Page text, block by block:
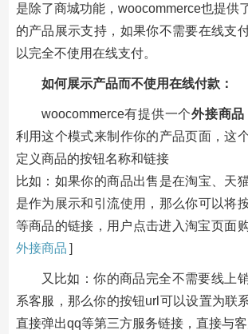
是除了商城功能，woocommerce也提供
的产品展示支持，如果你不需要在线支
以完全不使用在线支付。
如何展示产品而不使用在线付款：
woocommerce有提供一个外接商品
利用这个模式来制作你的产品页面，这
定义商品的按钮名称和链接
比如：如果你的商品出售是在淘宝、天
是作为展示和引流使用，那么你可以将
等商品的链接，用户点击进入淘宝页面
外接商品 ]
又比如：你的商品完全不需要线上
系客服，那么你的按钮url可以设置为联
直接弹出qq等第三方服务链接，直接与客